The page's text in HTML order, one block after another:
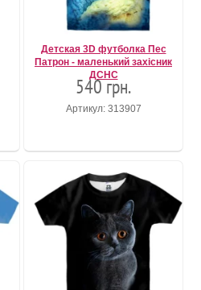
Детская 3D футболка Пес
Патрон - маленький захісник
ДСНС
540 грн.
Артикул: 313907